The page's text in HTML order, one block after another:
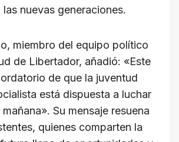
las nuevas generaciones.
miembro del equipo político
de Libertador, añadió: «Este
de que la juventud
está dispuesta a luchar
Su mensaje resuena
quienes comparten la